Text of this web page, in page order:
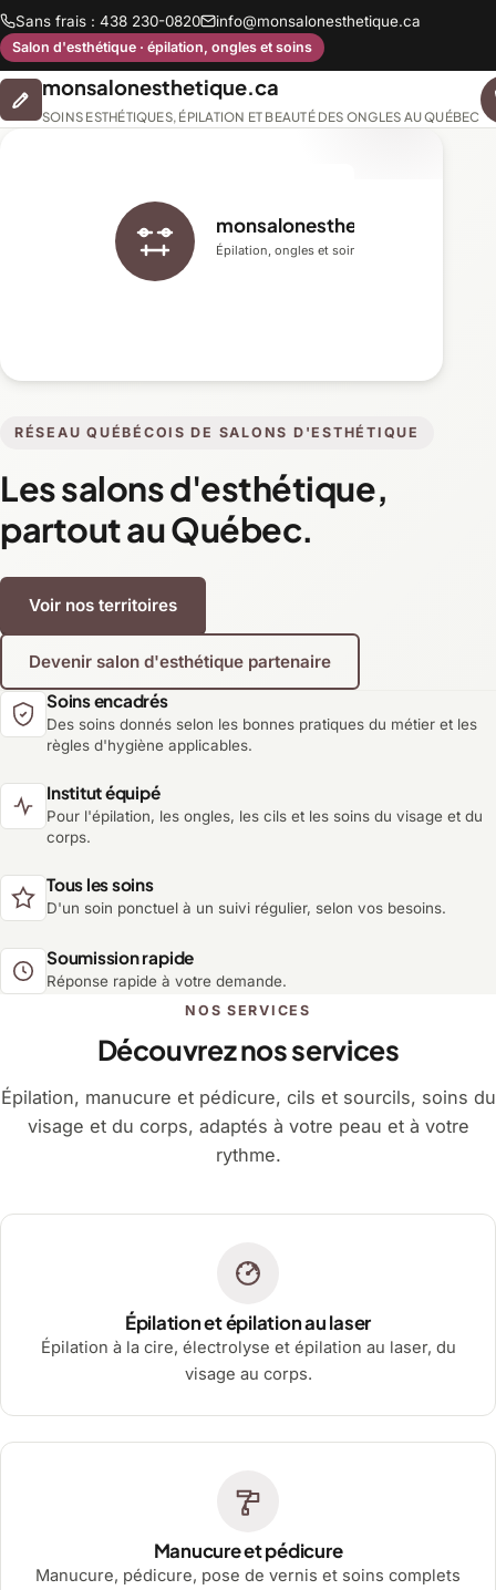
Sans frais : 438 230-0820 info@monsalonesthetique.ca
Salon d'esthétique · épilation, ongles et soins
monsalonesthetique.ca
SOINS ESTHÉTIQUES, ÉPILATION ET BEAUTÉ DES ONGLES AU QUÉBEC
RÉSEAU QUÉBÉCOIS DE SALONS D'ESTHÉTIQUE
Les salons d'esthétique,
partout au Québec.
Voir nos territoires
Devenir salon d'esthétique partenaire
monsalonesthetique.ca
Épilation, ongles et soins du visage
Soins encadrés
Des soins donnés selon les bonnes pratiques du métier et les
règles d'hygiène applicables.
Institut équipé
Pour l'épilation, les ongles, les cils et les soins du visage et du
corps.
Tous les soins
D'un soin ponctuel à un suivi régulier, selon vos besoins.
Soumission rapide
Réponse rapide à votre demande.
NOS SERVICES
Découvrez nos services
Épilation, manucure et pédicure, cils et sourcils, soins du
visage et du corps, adaptés à votre peau et à votre
rythme.
Épilation et épilation au laser
Épilation à la cire, électrolyse et épilation au laser, du
visage au corps.
Manucure et pédicure
Manucure, pédicure, pose de vernis et soins complets